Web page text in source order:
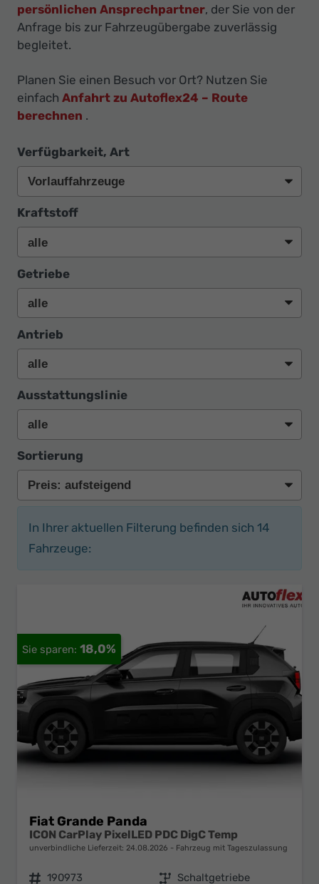
persönlichen Ansprechpartner, der Sie von der
Anfrage bis zur Fahrzeugübergabe zuverlässig
begleitet.
Planen Sie einen Besuch vor Ort? Nutzen Sie
einfach Anfahrt zu Autoflex24 – Route
berechnen .
Verfügbarkeit, Art
Kraftstoff
Getriebe
Antrieb
Ausstattungslinie
Sortierung
In Ihrer aktuellen Filterung befinden sich 14
Fahrzeuge:
18,0%
Fiat Grande Panda
ICON CarPlay PixelLED PDC DigC Temp
unverbindliche Lieferzeit: 24.08.2026 Fahrzeug mit Tageszulassung
Fahrzeugnr. 190973 Getriebe Schaltgetriebe